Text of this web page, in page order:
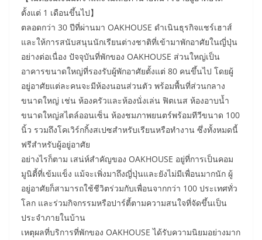
ตั้งแต่ 1 เดือนขึ้นไป】
ตลอดกว่า 30 ปีที่ผ่านมา OAKHOUSE ดำเนินธุรกิจแชร์เฮาส์
และให้การสนับสนุนนักเรียนต่างชาติที่เข้ามาพักอาศัยในญี่ปุ่น
อย่างต่อเนื่อง ปัจจุบันที่พักของ OAKHOUSE ส่วนใหญ่เป็น
อาคารขนาดใหญ่ที่รองรับผู้พักอาศัยตั้งแต่ 80 คนขึ้นไป โดยผู้
อยู่อาศัยแต่ละคนจะมีห้องนอนส่วนตัว พร้อมพื้นที่ส่วนกลาง
ขนาดใหญ่ เช่น ห้องครัวและห้องนั่งเล่น ฟิตเนส ห้องอาบน้ำ
ขนาดใหญ่สไตล์ออนเซ็น ห้องชมภาพยนตร์พร้อมทีวีขนาด 100
นิ้ว รวมถึงโคเวิร์กกิ้งสเปซสำหรับเรียนหรือทำงาน ซึ่งทั้งหมดนี้
ฟรีสำหรับผู้อยู่อาศัย
อย่างไรก็ตาม เสน่ห์สำคัญของ OAKHOUSE อยู่ที่การเป็นคอม
มูนิตี้ที่เข้มแข็ง แม้จะเพิ่งมาถึงญี่ปุ่นและยังไม่มีเพื่อนมากนัก ผู้
อยู่อาศัยก็สามารถใช้ชีวิตร่วมกับเพื่อนจากกว่า 100 ประเทศทั่ว
โลก และร่วมกิจกรรมหรือปาร์ตี้ตามความสนใจที่จัดขึ้นเป็น
ประจำภายในบ้าน
เหตุผลที่บริการที่พักของ OAKHOUSE ได้รับความนิยมอย่างมาก